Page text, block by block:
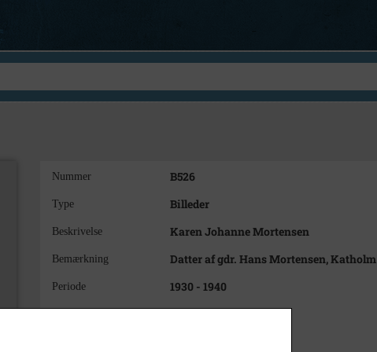
Nummer B526
Type Billeder
Beskrivelse Karen Johanne Mortensen
Bemærkning Datter af gdr. Hans Mortensen, Katholm
Periode 1930 - 1940
1935